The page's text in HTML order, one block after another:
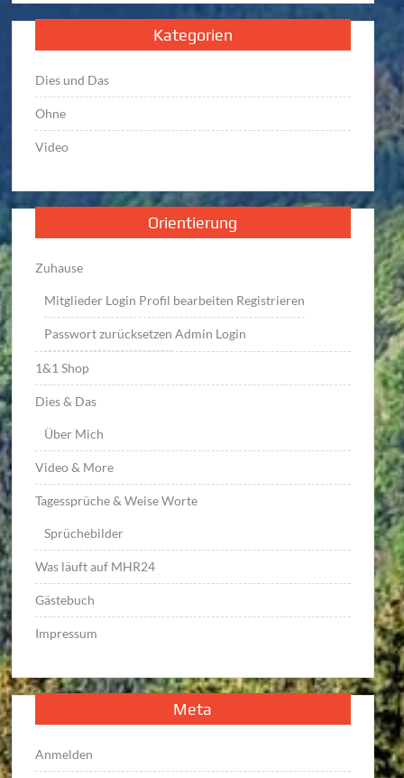
Kategorien
Dies und Das
Ohne
Video
Orientierung
Zuhause
Mitglieder Login Profil bearbeiten Registrieren
Passwort zurücksetzen Admin Login
1&1 Shop
Dies & Das
Über Mich
Video & More
Tagessprüche & Weise Worte
Sprüchebilder
Was läuft auf MHR24
Gästebuch
Impressum
Meta
Anmelden